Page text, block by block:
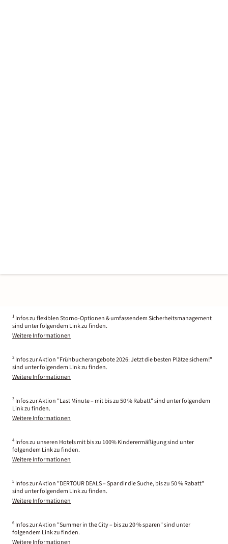
1 Infos zu flexiblen Storno-Optionen & umfassendem Sicherheitsmanagement
sind unter folgendem Link zu finden.
Weitere Informationen
2 Infos zur Aktion "Frühbucherangebote 2026: Jetzt die besten Plätze sichern!"
sind unter folgendem Link zu finden.
Weitere Informationen
3 Infos zur Aktion "Last Minute – mit bis zu 50 % Rabatt" sind unter folgendem
Link zu finden.
Weitere Informationen
4 Infos zu unseren Hotels mit bis zu 100% Kinderermäßigung sind unter
folgendem Link zu finden.
Weitere Informationen
5 Infos zur Aktion "DERTOUR DEALS – Spar dir die Suche, bis zu 50 % Rabatt"
sind unter folgendem Link zu finden.
Weitere Informationen
6 Infos zur Aktion "Summer in the City – bis zu 20 % sparen" sind unter
folgendem Link zu finden.
Weitere Informationen